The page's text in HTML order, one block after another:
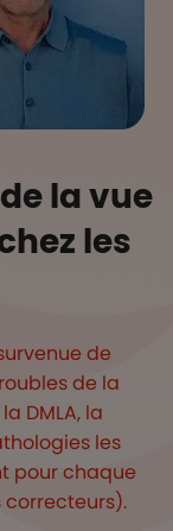
la vue
les
de
de la
DMLA, la
les
pour chaque